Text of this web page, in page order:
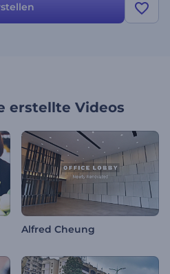
erstellte Videos
Alfred Cheung